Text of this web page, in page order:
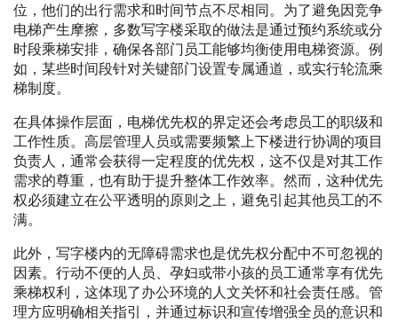
位，他们的出行需求和时间节点不尽相同。为了避免因竞争
电梯产生摩擦，多数写字楼采取的做法是通过预约系统或分
时段乘梯安排，确保各部门员工能够均衡使用电梯资源。例
如，某些时间段针对关键部门设置专属通道，或实行轮流乘
梯制度。
在具体操作层面，电梯优先权的界定还会考虑员工的职级和
工作性质。高层管理人员或需要频繁上下楼进行协调的项目
负责人，通常会获得一定程度的优先权，这不仅是对其工作
需求的尊重，也有助于提升整体工作效率。然而，这种优先
权必须建立在公平透明的原则之上，避免引起其他员工的不
满。
此外，写字楼内的无障碍需求也是优先权分配中不可忽视的
因素。行动不便的人员、孕妇或带小孩的员工通常享有优先
乘梯权利，这体现了办公环境的人文关怀和社会责任感。管
理方应明确相关指引，并通过标识和宣传增强全员的意识和